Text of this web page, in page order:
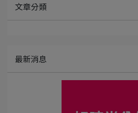
文章分類
最新消息